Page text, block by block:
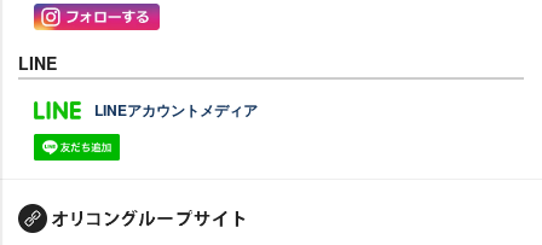
LINE
LINEアカウントメディア